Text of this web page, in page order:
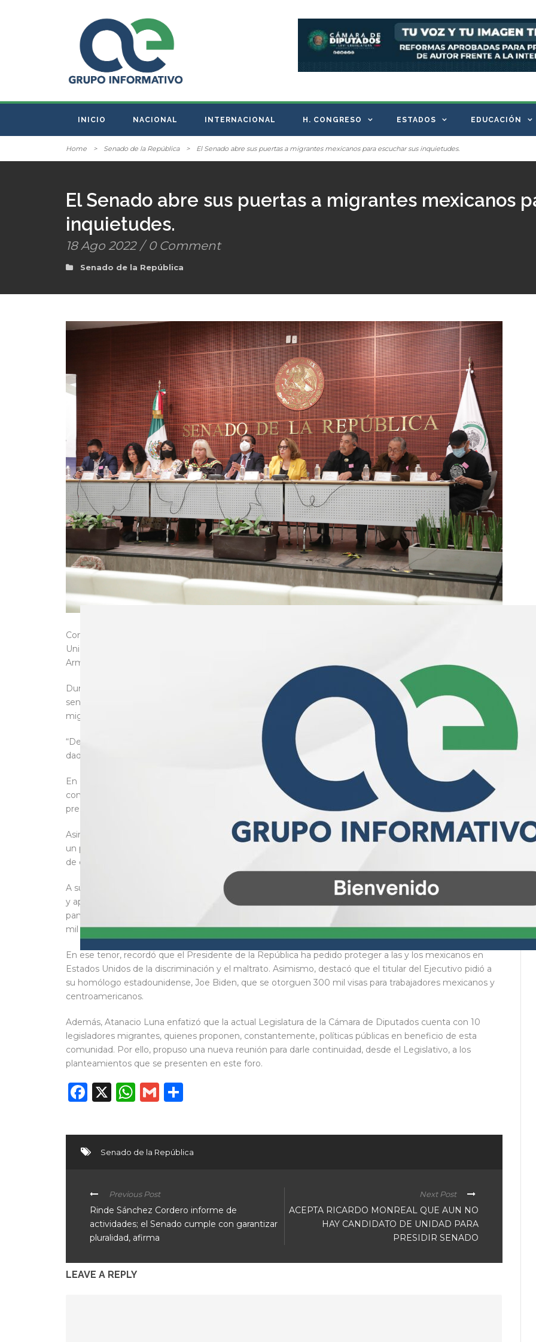
INICIO NACIONAL INTERNACIONAL H. CONGRESO ESTADOS EDUCACIÓN
Home > Senado de la República > El Senado abre sus puertas a migrantes mexicanos para escuchar sus inquietudes.
El Senado abre sus puertas a migrantes mexicanos
inquietudes.
18 Ago 2022 / 0 Comment
Senado de la República
Con el objetivo de escuchar las voces de las y los migrantes mexicanos que residen en los Estados
Unidos, las cuales ayudarán a establecer una agenda legislativa en la materia, el senador Alejandro
Armenta Mier, del Grupo Parlamentario de Morena, organizó el foro binacional “Héroes Vivientes”.
Durante la inauguración del evento, la presidenta de la Comisión de Asuntos Fronterizos y Migratorios,
senadora Bertha Alicia Caraveo Camarena, refrendó su respaldo a la lucha por la defensa de los derechos
migratorios; “es mi obligación estar con los migrantes”, subrayó.
“Desde el Senado tenemos la obligación y la responsabilidad de acompañar y priorizar estos esfuerzos,
dada la compleja relación bilateral”, puntualizó la legisladora del Grupo Parlamentario de Morena.
En ese sentido, Caraveo Camarena celebró los esfuerzos de reconocimiento y diálogo en la materia,
como la defensa consular y el impulso al voto migrante, así como las diversas iniciativas que se han
presentado en la materia desde el Poder Legislativo.
Asimismo, agradeció la invitación del senador Alejandro Armenta y lo reconoció como un ser humano y
un político comprometido con una migración ordenada, regulada y segura que, desde una perspectiva
de derechos humanos, transforme la realidad de millones de personas que transitan por nuestro país.
A su vez, el diputado Raymundo Atanacio Luna, del PT, subrayó que las y los legisladores deben atender
y apoyar a las y los migrantes mexicanos, especialmente porque han tenido un gran aporte durante la
pandemia por Covid-19, ya que durante el último año se registró una entrada de remesas de más de 50
mil millones de dólares.
En ese tenor, recordó que el Presidente de la República ha pedido proteger a las y los mexicanos en
Estados Unidos de la discriminación y el maltrato. Asimismo, destacó que el titular del Ejecutivo pidió a
su homólogo estadounidense, Joe Biden, que se otorguen 300 mil visas para trabajadores mexicanos y
centroamericanos.
Además, Atanacio Luna enfatizó que la actual Legislatura de la Cámara de Diputados cuenta con 10
legisladores migrantes, quienes proponen, constantemente, políticas públicas en beneficio de esta
comunidad. Por ello, propuso una nueva reunión para darle continuidad, desde el Legislativo, a los
planteamientos que se presenten en este foro.
Facebook
X WhatsApp
GmailCompartir
Senado de la República
Previous Post
Rinde Sánchez Cordero informe de
actividades; el Senado cumple con garantizar
pluralidad, afirma
Next Post
ACEPTA RICARDO MONREAL QUE AUN NO
HAY CANDIDATO DE UNIDAD PARA
PRESIDIR SENADO
LEAVE A REPLY